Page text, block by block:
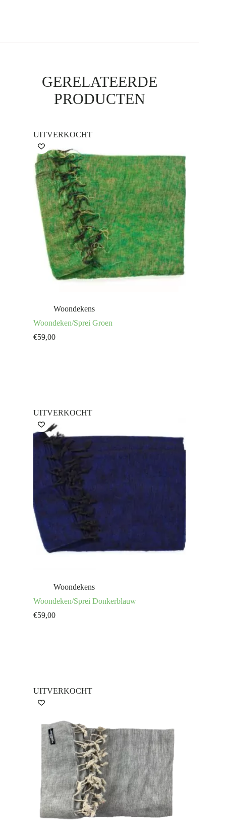
GERELATEERDE
PRODUCTEN
UITVERKOCHT
Woondekens
Woondeken/Sprei Groen
€59,00
UITVERKOCHT
Woondekens
Woondeken/Sprei Donkerblauw
€59,00
UITVERKOCHT